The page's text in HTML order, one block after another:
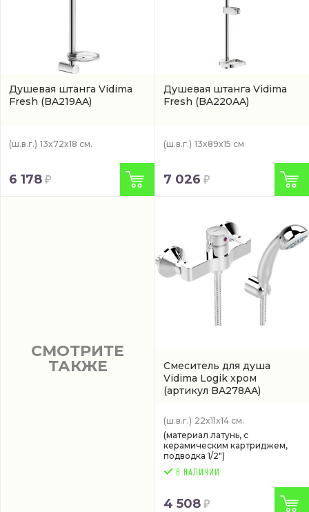
Душевая штанга Vidima
Fresh (BA219AA)
(ш.в.г.) 13x72x18 см.
6 178
Душевая штанга Vidima
Fresh (BA220AA)
(ш.в.г.) 13x89x15 см
7 026
СМОТРИТЕ
ТАКЖЕ
Смеситель для душа
Vidima Logik хром
(артикул BA278AA)
(ш.в.г.) 22x11x14 см.
(материал латунь, с
керамическим картриджем,
подводка 1/2")
4 508